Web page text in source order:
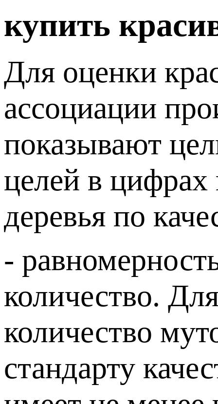
купить
Для оценки
ассоциации
показывают
целей в цифрах
деревья по
-
количество.
количество
стандарту